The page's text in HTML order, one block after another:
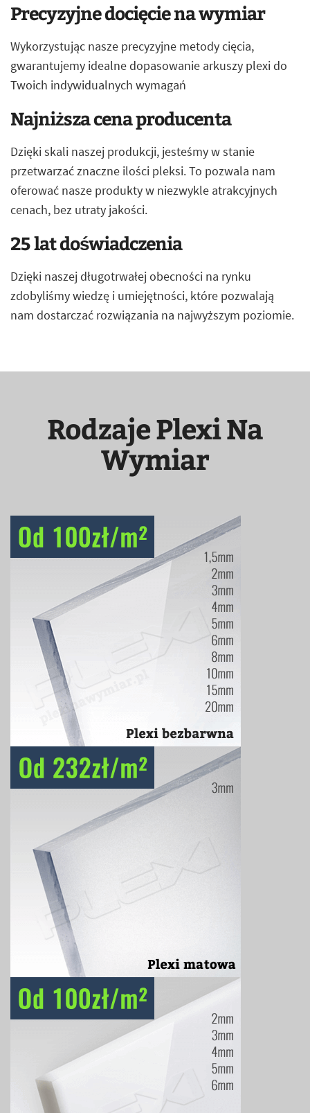
Precyzyjne docięcie na wymiar
Wykorzystując nasze precyzyjne metody cięcia,
gwarantujemy idealne dopasowanie arkuszy plexi do
Twoich indywidualnych wymagań
Najniższa cena producenta
Dzięki skali naszej produkcji, jesteśmy w stanie
przetwarzać znaczne ilości pleksi. To pozwala nam
oferować nasze produkty w niezwykle atrakcyjnych
cenach, bez utraty jakości.
25 lat doświadczenia
Dzięki naszej długotrwałej obecności na rynku
zdobyliśmy wiedzę i umiejętności, które pozwalają
nam dostarczać rozwiązania na najwyższym poziomie.
Rodzaje Plexi Na
Wymiar